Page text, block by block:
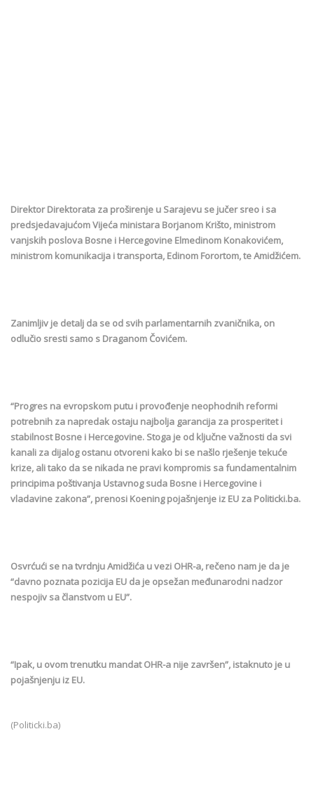
Direktor Direktorata za proširenje u Sarajevu se jučer sreo i sa
predsjedavajućom Vijeća ministara Borjanom Krišto, ministrom
vanjskih poslova Bosne i Hercegovine Elmedinom Konakovićem,
ministrom komunikacija i transporta, Edinom Forortom, te Amidžićem.
Zanimljiv je detalj da se od svih parlamentarnih zvaničnika, on
odlučio sresti samo s Draganom Čovićem.
“Progres na evropskom putu i provođenje neophodnih reformi
potrebnih za napredak ostaju najbolja garancija za prosperitet i
stabilnost Bosne i Hercegovine. Stoga je od ključne važnosti da svi
kanali za dijalog ostanu otvoreni kako bi se našlo rješenje tekuće
krize, ali tako da se nikada ne pravi kompromis sa fundamentalnim
principima poštivanja Ustavnog suda Bosne i Hercegovine i
vladavine zakona”, prenosi Koening pojašnjenje iz EU za Politicki.ba.
Osvrćući se na tvrdnju Amidžića u vezi OHR-a, rečeno nam je da je
“davno poznata pozicija EU da je opsežan međunarodni nadzor
nespojiv sa članstvom u EU”.
“Ipak, u ovom trenutku mandat OHR-a nije završen”, istaknuto je u
pojašnjenju iz EU.
(Politicki.ba)